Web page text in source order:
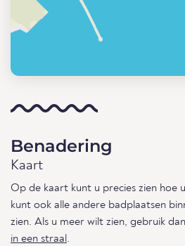
Benadering
Kaart
Op de kaart kunt u precies zien hoe
kunt ook alle andere badplaatsen
zien. Als u meer wilt zien, gebruik
in een straal.